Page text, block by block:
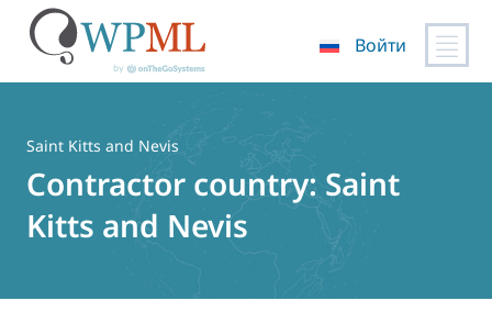
содержимому
Войти
Saint Kitts and Nevis
Contractor country: Saint
Kitts and Nevis